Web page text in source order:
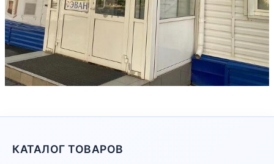
КАТАЛОГ ТОВАРОВ